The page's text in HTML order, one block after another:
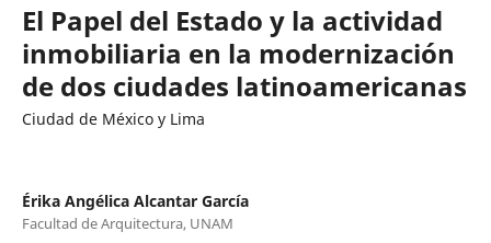
El Papel del Estado y la actividad
inmobiliaria en la modernización
de dos ciudades latinoamericanas
Ciudad de México y Lima
Érika Angélica Alcantar García
Facultad de Arquitectura, UNAM